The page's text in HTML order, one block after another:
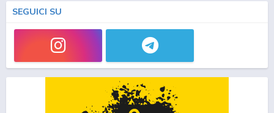
SEGUICI SU